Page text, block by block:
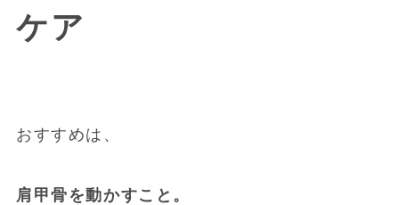
ケア
おすすめは、
肩甲骨を動かすこと。